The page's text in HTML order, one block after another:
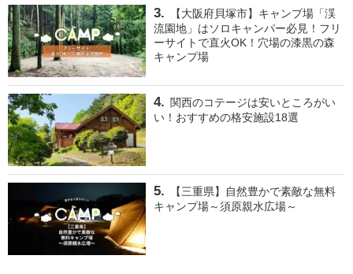
【大阪府貝塚市】キャンプ場「渓
流園地」はソロキャンパー必見！フリ
ーサイトで直火OK！穴場の漆黒の森
キャンプ場
関西のコテージは安いところがい
い！おすすめの格安施設18選
【三重県】自然豊かで素敵な無料
キャンプ場～須原親水広場～